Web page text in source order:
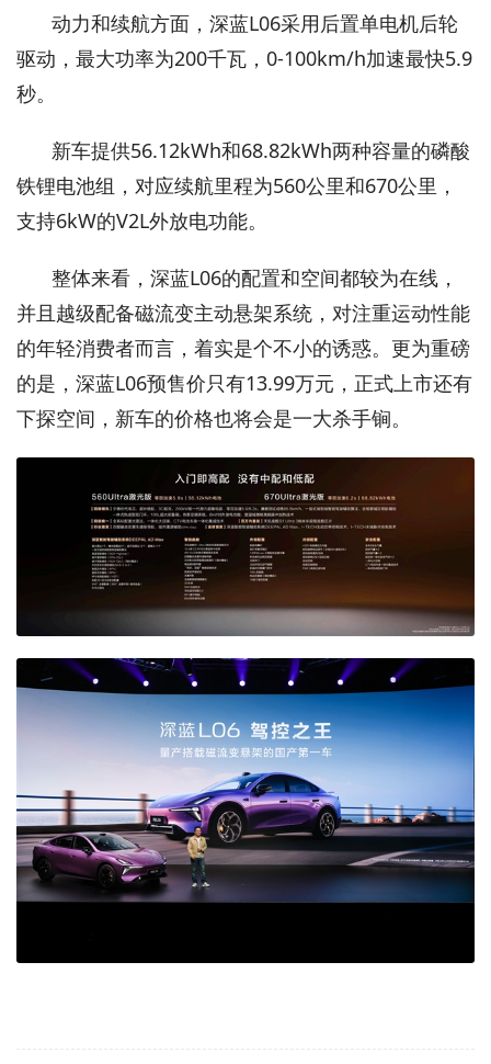
动力和续航方面，深蓝L06采用后置单电机后轮
驱动，最大功率为200千瓦，0-100km/h加速最快5.9
秒。
新车提供56.12kWh和68.82kWh两种容量的磷酸
铁锂电池组，对应续航里程为560公里和670公里，
支持6kW的V2L外放电功能。
整体来看，深蓝L06的配置和空间都较为在线，
并且越级配备磁流变主动悬架系统，对注重运动性能
的年轻消费者而言，着实是个不小的诱惑。更为重磅
的是，深蓝L06预售价只有13.99万元，正式上市还有
下探空间，新车的价格也将会是一大杀手锏。